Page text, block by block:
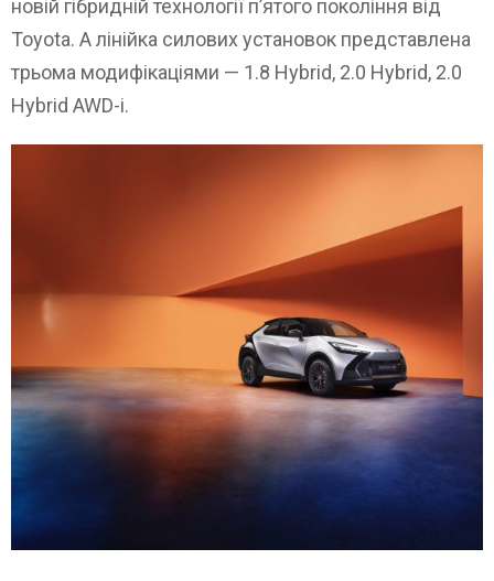
новій гібридній технології п’ятого покоління від
Toyota. А лінійка силових установок представлена
трьома модифікаціями — 1.8 Hybrid, 2.0 Hybrid, 2.0
Hybrid AWD-i.